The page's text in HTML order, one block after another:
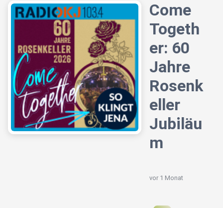
Come
Togeth
er: 60
Jahre
Rosenk
eller
Jubiläu
m
vor 1 Monat